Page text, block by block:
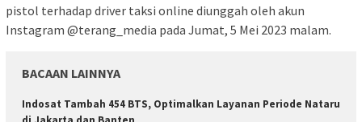
pistol terhadap driver taksi online diunggah oleh akun
Instagram @terang_media pada Jumat, 5 Mei 2023 malam.
BACAAN LAINNYA
Indosat Tambah 454 BTS, Optimalkan Layanan Periode Nataru